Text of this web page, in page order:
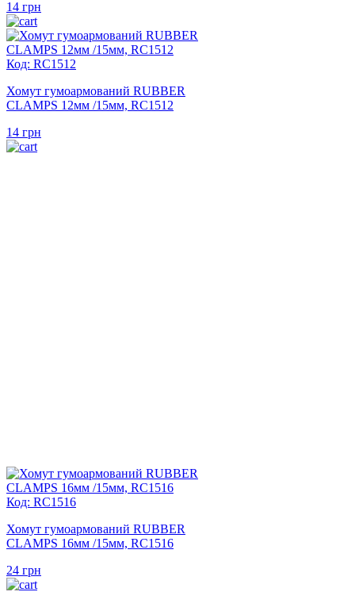
14 грн
Код: RC1512
Хомут гумоармований RUBBER
CLAMPS 12мм /15мм, RC1512
14 грн
Код: RC1516
Хомут гумоармований RUBBER
CLAMPS 16мм /15мм, RC1516
24 грн